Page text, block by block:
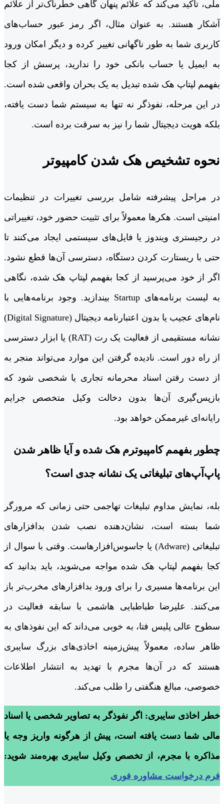
ملی، تاکید می‌کند که علائم پنهان گاهی خطرناک‌تر از علائم
آشکار هستند. به عنوان مثال، اگر رمز عبور حساب‌های
کاربری شما به طور ناگهانی تغییر کرده و دیگر امکان ورود
به ایمیل یا حساب بانکی خود را ندارید، پرسش از کجا
بفهمم لپتاپ هک شده تبدیل به یک بحران واقعی شده است.
در این مرحله، نفوذگر نه تنها به سیستم شما دست یافته،
بلکه هویت دیجیتال شما را نیز به سرقت برده است.
نحوه تشخیص هک شدن کامپیوتر
در مراحل پیشرفته شامل بررسی تغییرات در تنظیمات
امنیتی است. هکرها معمولاً برای تثبیت حضور خود، تغییراتی
در رجیستری ویندوز یا فایل‌های سیستمی ایجاد می‌کنند تا
حتی با ریستارت کردن دستگاه، دسترسی آن‌ها قطع نشود.
اگر از خود می‌پرسید از کجا بفهمم لپتاپ هک شده، نگاهی
به لیست برنامه‌های Startup بیندازید. وجود برنامه‌هایی با
نام‌های عجیب یا بدون اعتبارنامه دیجیتال (Digital Signature)
نشانه مستقیمی از فعالیت یک رت (RAT) یا ابزار دسترسی
از راه دور است. نادیده گرفتن این موارد می‌تواند منجر به
از دست رفتن اسناد محرمانه تجاری یا شخصی شود که
بازپس‌گیری آن‌ها بدون دخالت وکیل متخصص جرایم
رایانه‌ای غیرممکن خواهد بود.
چطور بفهمم کامپیوترم هک شده و آیا ظاهر شدن
پاپ‌آپ‌های تبلیغاتی یک نشانه جدی است؟
بله، نمایش مداوم تبلیغات تهاجمی حتی زمانی که مرورگر
شما بسته است، نشان‌دهنده نصب شدن بدافزارهای
تبلیغاتی (Adware) یا جاسوس‌افزارهاست. وقتی با سوال از
کجا بفهمم لپتاپ هک شده مواجه می‌شوید، باید بدانید که
این برنامه‌ها مسیری را برای ورود بدافزارهای مخرب‌تر باز
می‌کنند. علیرضا طباطبایی هاشمی با سابقه فعالیت در
سطوح عالی پلیس فتا، به خوبی می‌داند که این نفوذهای به
ظاهر ساده، معمولاً پیش‌زمینه اخاذی‌های بزرگ سایبری
هستند که در آن‌ها مجرم با تهدید به انتشار اطلاعات
خصوصی، مبالغ هنگفتی را طلب می‌کند.
خطر اخاذی سایبری: اگر نفوذگر به تصاویر شخصی یا اسناد
مالی شما دست یافته است، پیش از هرگونه واریز وجه یا
مذاکره با مجرم، از تخصص وکیل سایبری بهره‌مند شوید:
فرم درخواست مشاوره فوری